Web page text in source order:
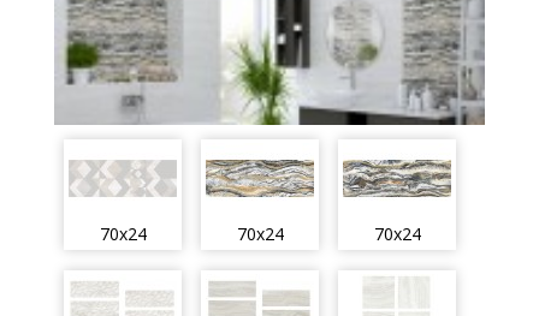
70x24 70x24 70x24